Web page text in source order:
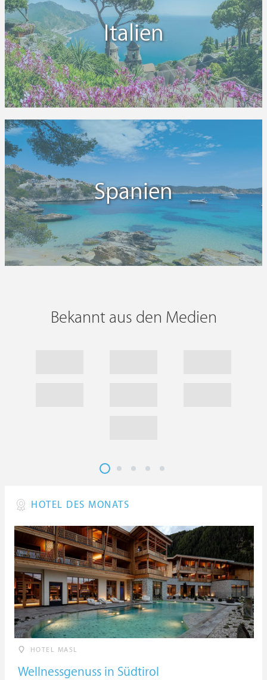
Italien
Spanien
Bekannt aus den Medien
HOTEL DES MONATS
HOTEL MASL
Wellnessgenuss in Südtirol